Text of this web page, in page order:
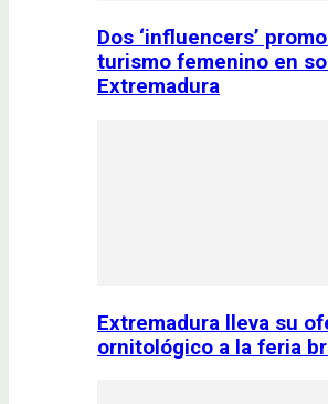
Dos ‘influencers’
turismo femenino en
Extremadura
Extremadura lleva su
ornitológico a la feria